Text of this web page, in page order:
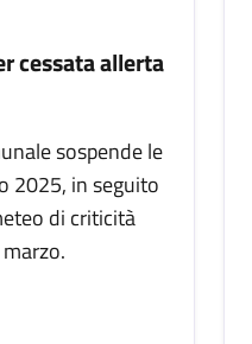
cessata allerta
sospende le
2025, in seguito
di criticità